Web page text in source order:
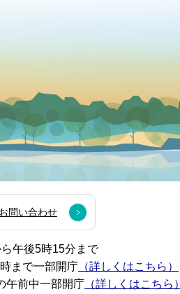
問い合わせ
午後5時15分まで
まで一部開庁 （詳しくはこちら）
午前中一部開庁 （詳しくはこちら）